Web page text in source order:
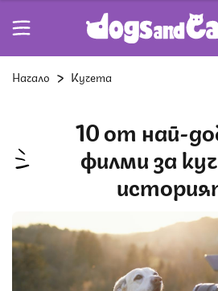
Начало Кучета
10 от най-добрите
филми за